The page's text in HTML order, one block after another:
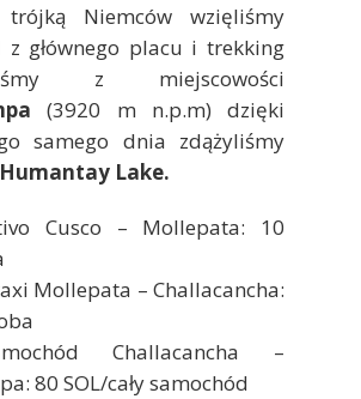
Niemców wzięliśmy
z głównego placu i trekking
z miejscowości
(3920 m n.p.m) dzięki
samego dnia zdążyliśmy
Humantay Lake.
Cusco – Mollepata: 10
Mollepata – Challacancha:
Challacancha –
80 SOL/cały samochód